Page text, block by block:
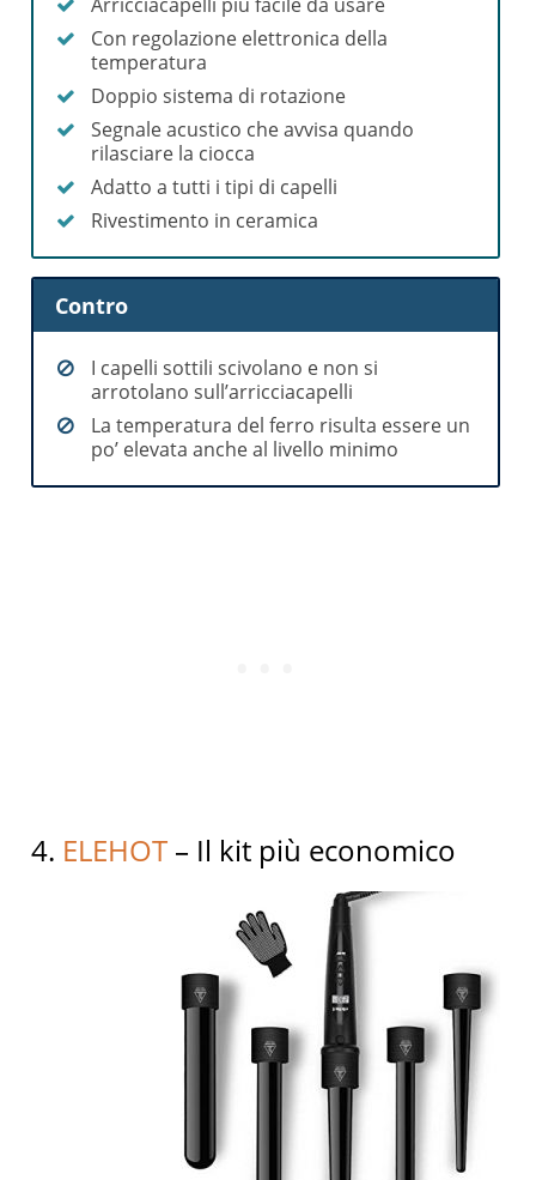
Con regolazione elettronica della
temperatura
Doppio sistema di rotazione
Segnale acustico che avvisa quando
rilasciare la ciocca
Adatto a tutti i tipi di capelli
Rivestimento in ceramica
Contro
I capelli sottili scivolano e non si
arrotolano sull’arricciacapelli
La temperatura del ferro risulta essere un
po’ elevata anche al livello minimo
4. ELEHOT – Il kit più economico